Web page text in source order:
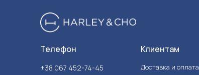
Телефон
+38 067 452-74-45
Клиентам
Доставка и оплата